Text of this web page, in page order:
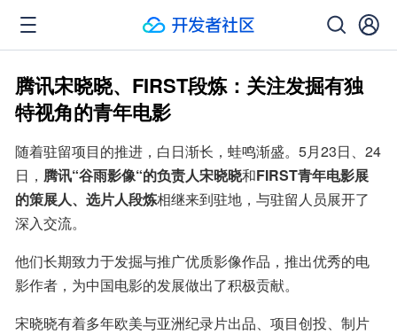
腾讯宋晓晓、FIRST段炼：关注发掘有独
特视角的青年电影
随着驻留项目的推进，白日渐长，蛙鸣渐盛。5月23日、24
日， 腾讯“谷雨影像“的负责人宋晓晓和FIRST青年电影展
的策展人、选片人段炼相继来到驻地，与驻留人员展开了
深入交流。
他们长期致力于发掘与推广优质影像作品，推出优秀的电
影作者，为中国电影的发展做出了积极贡献。
宋晓晓有着多年欧美与亚洲纪录片出品、项目创投、制片